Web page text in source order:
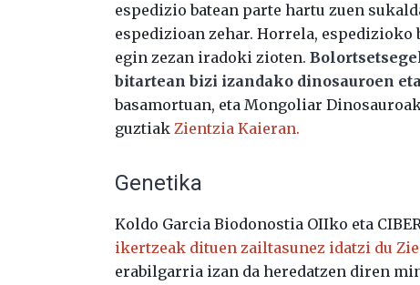
espedizio batean parte hartu zuen
espedizioan zehar. Horrela,
egin zezan iradoki zioten.
bitartean bizi izandako dinosauroen
basamortuan, eta Mongoliar
guztiakZientzia Kaieran.
Genetika
Koldo Garcia Biodonostia OIIko eta
ikertzeak dituen zailtasunez idatzi du
erabilgarria izan da heredatzen diren